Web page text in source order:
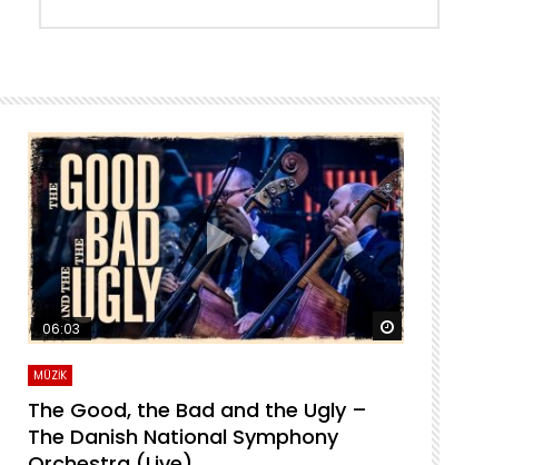
Daha sonra izle Daha sonra izle
06:03
MÜZİK
The Good, the Bad and the Ugly –
The Danish National Symphony
For A Few
National